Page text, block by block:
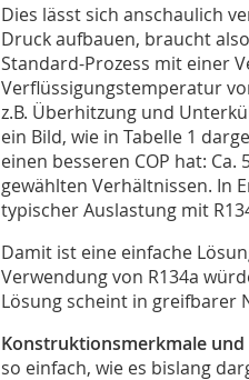
Dies lässt sich anschaulich
Druck aufbauen, braucht
Standard-Prozess mit einer
Verflüssigungstemperatur
z.B. Überhitzung und
ein Bild, wie in Tabelle 1
einen besseren COP hat:
gewählten Verhältnissen. In
typischer Auslastung mit
Damit ist eine einfache
Verwendung von R134a
Lösung scheint in greifbarer
Konstruktionsmerkmale und
so einfach, wie es bislang